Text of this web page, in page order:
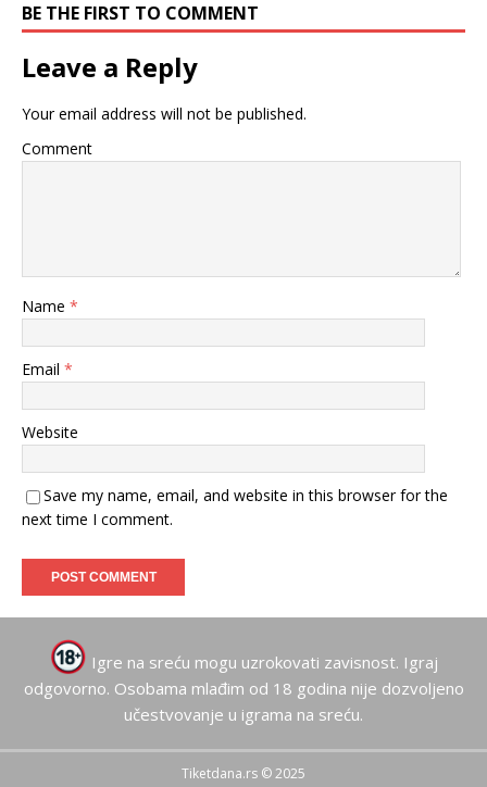
BE THE FIRST TO COMMENT
Leave a Reply
Your email address will not be published.
Comment
Name *
Email *
Website
Save my name, email, and website in this browser for the
next time I comment.
Igre na sreću mogu uzrokovati zavisnost. Igraj
odgovorno. Osobama mlađim od 18 godina nije dozvoljeno
učestvovanje u igrama na sreću.
Tiketdana.rs © 2025